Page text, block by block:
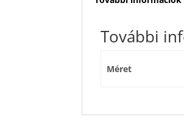
További
Méret